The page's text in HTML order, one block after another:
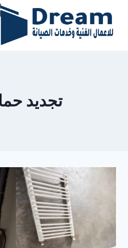
content
تجديد